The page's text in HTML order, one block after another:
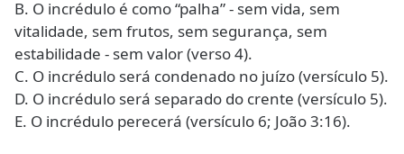
B. O incrédulo é como “palha” - sem vida, sem
vitalidade, sem frutos, sem segurança, sem
estabilidade - sem valor (verso 4).
C. O incrédulo será condenado no juízo (versículo 5).
D. O incrédulo será separado do crente (versículo 5).
E. O incrédulo perecerá (versículo 6; João 3:16).